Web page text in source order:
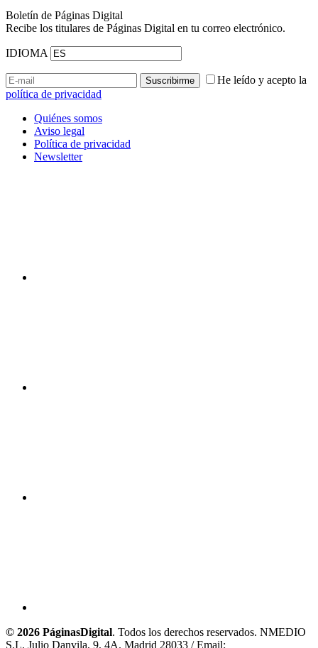
Boletín de Páginas Digital
Recibe los titulares de Páginas Digital en tu correo electrónico.
IDIOMA
He leído y acepto la
política de privacidad
Quiénes somos
Aviso legal
Política de privacidad
Newsletter
© 2026 PáginasDigital. Todos los derechos reservados. NMEDIO
S.L. Julio Danvila, 9, 4A. Madrid 28033 / Email: